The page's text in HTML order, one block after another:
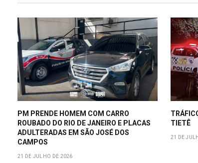
PM PRENDE HOMEM COM CARRO
ROUBADO DO RIO DE JANEIRO E PLACAS
ADULTERADAS EM SÃO JOSÉ DOS
CAMPOS
21 DE JULHO DE 2026
TIETÊ
21 DE